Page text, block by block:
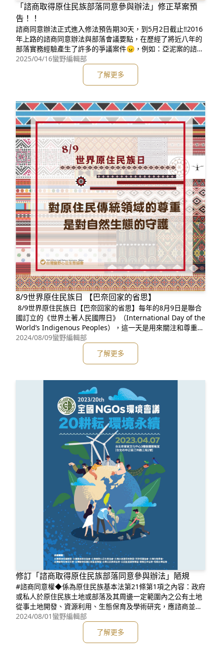
「諮商取得原住民族部落同意參與辦法」修正草案預
告！！
諮商同意辦法正式進入修法預告期30天，到5月2日截止‼️2016
年上路的諮商同意辦法與部落會議要點，在歷經了將近八年的
部落實務經驗產生了許多的爭議案件😠，例如：亞泥案的諮商
同意、卡大地布案件、德卡倫案件、潭南部落礦場案件⋯⋯等
等。爭議點從部落會議成員的認定、家戶長制度的投票、關係
部落的認定、議決同意事項的流程、代行召集的問題與鄉公所
的協助等等，數不清的爭議也讓諮商同意辦法有重新進行修改
2025/04/16蠻野編輯部
了解更多
8/9世界原住民族日 【巴奈回家的省思】
8/9世界原住民族日【巴奈回家的省思】每年的8月9日是聯合
國訂立的《世界土著人民國際日》（International Day of the
World’s Indigenous Peoples），這一天是用來關注和尊重全
球各地的土著人民。土著人民是指那些在自己祖先的土地上生
活了很久的人，他們有自己獨特的語言和文化。土著人民這個
詞是目前聯合國官網中文語言的用詞，在台灣則使用原
2024/08/09蠻野編輯部
了解更多
修訂「諮商取得原住⺠族部落同意參與辦法」陋規
#諮商同意權◆係為原住民族基本法第21條第1項之內容：政府
或私人於原住民族土地或部落及其周邊一定範圍內之公有土地
從事土地開發、資源利用、生態保育及學術研究，應諮商並取
得原住民族或部落同意或參與，原住民得分享相關利益。◆主
要目的是肯認原住民族之諮商同意權，保障原住民族對於土地
與自然資源之權益。#台灣蠻野心足生態協會關注並參與修訂#
諮商取得原住民族部落同意參與辦法◆透過2023年全國NGOs
2024/08/01 蠻野編輯部
了解更多